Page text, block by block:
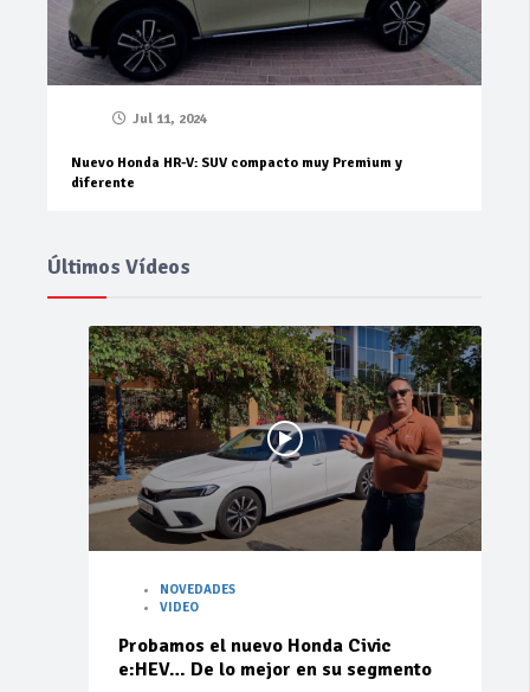
Jul 11, 2024
Nuevo Honda HR-V: SUV compacto muy Premium y
diferente
Últimos Vídeos
NOVEDADES
VIDEO
Probamos el nuevo Honda Civic
e:HEV… De lo mejor en su segmento